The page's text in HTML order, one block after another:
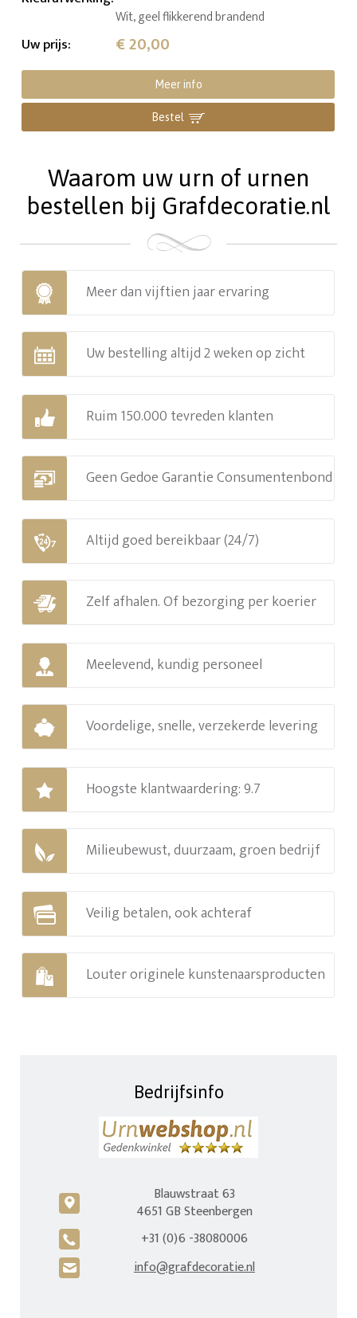
Wit, geel flikkerend brandend
Uw prijs: € 20,00
Meer info
Bestel
Waarom uw urn of urnen
bestellen bij Grafdecoratie.nl
Meer dan vijftien jaar ervaring
Uw bestelling altijd 2 weken op zicht
Ruim 150.000 tevreden klanten
Geen Gedoe Garantie Consumentenbond
Altijd goed bereikbaar (24/7)
Zelf afhalen. Of bezorging per koerier
Meelevend, kundig personeel
Voordelige, snelle, verzekerde levering
Hoogste klantwaardering: 9.7
Milieubewust, duurzaam, groen bedrijf
Veilig betalen, ook achteraf
Louter originele kunstenaarsproducten
Bedrijfsinfo
c
Blauwstraat 63
4651 GB Steenbergen
A +31 (0)6 -38080006
H info@grafdecoratie.nl